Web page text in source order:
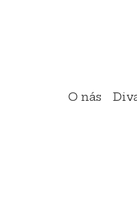
O nás